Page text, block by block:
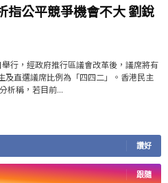
指公平競爭機會不大 劉銳
行，經政府推行區議會改革後，議席將有
及直選議席比例為「四四二」。香港民主
析稱，若目前...
讚好
跟隨